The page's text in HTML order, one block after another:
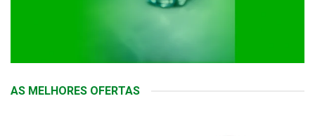
AS MELHORES OFERTAS